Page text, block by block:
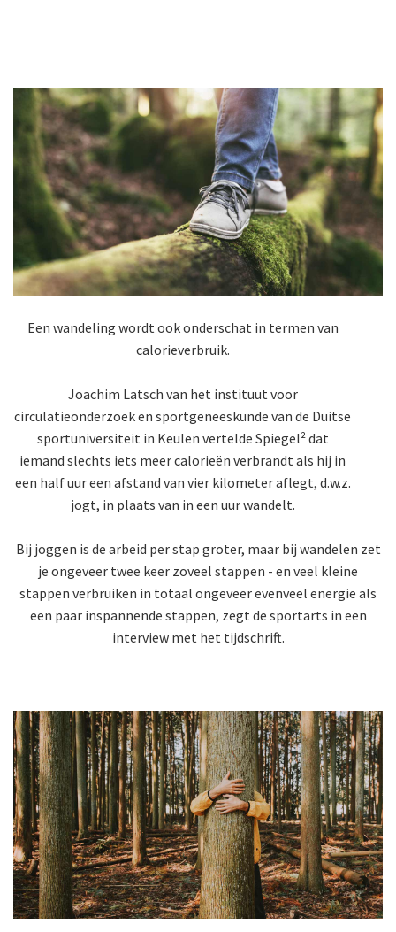
Een wandeling wordt ook onderschat in termen van
calorieverbruik.
Joachim Latsch van het instituut voor
circulatieonderzoek en sportgeneeskunde van de Duitse
sportuniversiteit in Keulen vertelde Spiegel² dat
iemand slechts iets meer calorieën verbrandt als hij in
een half uur een afstand van vier kilometer aflegt, d.w.z.
jogt, in plaats van in een uur wandelt.
Bij joggen is de arbeid per stap groter, maar bij wandelen zet
je ongeveer twee keer zoveel stappen - en veel kleine
stappen verbruiken in totaal ongeveer evenveel energie als
een paar inspannende stappen, zegt de sportarts in een
interview met het tijdschrift.